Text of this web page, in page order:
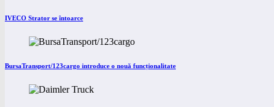
IVECO Strator se întoarce
BursaTransport/123cargo introduce o nouă funcționalitate